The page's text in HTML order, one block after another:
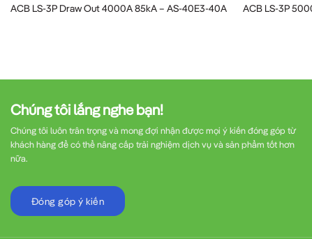
ACB LS-3P Draw Out 4000A 85kA – AS-40E3-40A ACB LS-3P
Chúng tôi lắng nghe bạn!
Chúng tôi luôn trân trọng và mong đợi nhận được mọi ý kiến đóng góp từ
khách hàng để có thể nâng cấp trải nghiệm dịch vụ và sản phẩm tốt hơn
nữa.
Đóng góp ý kiến